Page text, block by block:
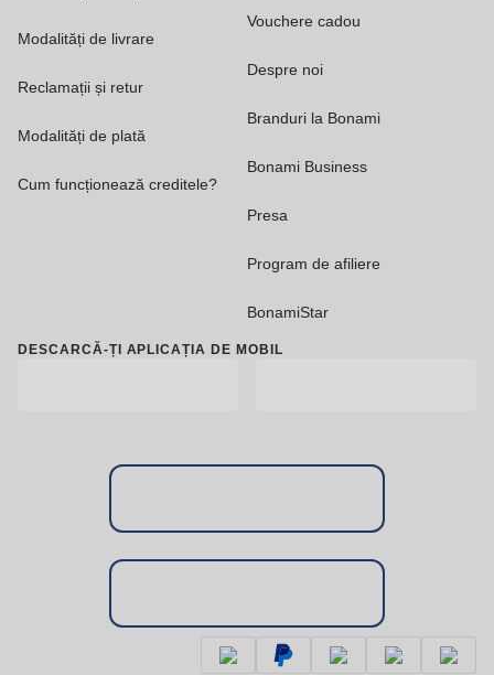
Modalități de livrare
Reclamații și retur
Modalități de plată
Cum funcționează creditele?
Vouchere cadou
Despre noi
Branduri la Bonami
Bonami Business
Presa
Program de afiliere
BonamiStar
DESCARCĂ-ȚI APLICAȚIA DE MOBIL